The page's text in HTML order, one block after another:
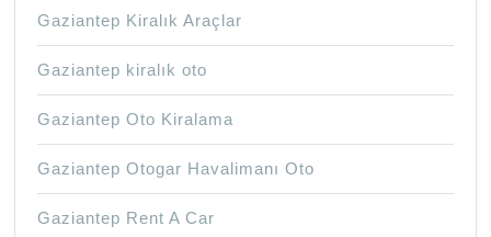
Gaziantep Kiralık Araçlar
Gaziantep kiralık oto
Gaziantep Oto Kiralama
Gaziantep Otogar Havalimanı Oto
Gaziantep Rent A Car